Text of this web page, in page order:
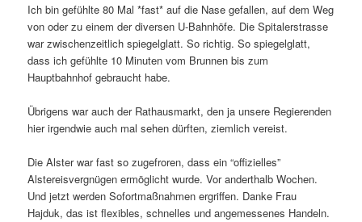
Ich bin gefühlte 80 Mal *fast* auf die Nase gefallen, auf dem Weg
von oder zu einem der diversen U-Bahnhöfe. Die Spitalerstrasse
war zwischenzeitlich spiegelglatt. So richtig. So spiegelglatt,
dass ich gefühlte 10 Minuten vom Brunnen bis zum
Hauptbahnhof gebraucht habe.
Übrigens war auch der Rathausmarkt, den ja unsere Regierenden
hier irgendwie auch mal sehen dürften, ziemlich vereist.
Die Alster war fast so zugefroren, dass ein “offizielles”
Alstereisvergnügen ermöglicht wurde. Vor anderthalb Wochen.
Und jetzt werden Sofortmaßnahmen ergriffen. Danke Frau
Hajduk, das ist flexibles, schnelles und angemessenes Handeln.